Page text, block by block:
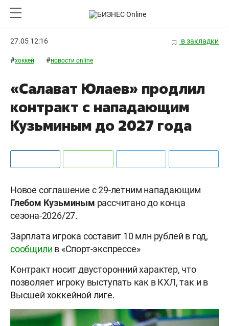
27.05 12:16 в закладки
#хоккей #новости online
«Салават Юлаев» продлил
контракт с нападающим
Кузьминым до 2027 года
Новое соглашение с 29-летним нападающим
Глебом Кузьминым рассчитано до конца
сезона-2026/27.
Зарплата игрока составит 10 млн рублей в год,
сообщили в «Спорт-экспрессе»
Контракт носит двусторонний характер, что
позволяет игроку выступать как в КХЛ, так и в
Высшей хоккейной лиге.